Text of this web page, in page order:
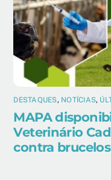
DESTAQUES, NOTÍCIAS,
MAPA
Veterinário
contra